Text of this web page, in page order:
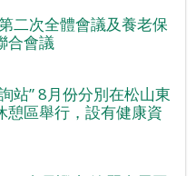
二次全體會議及養老保
合會議
站” 8月份分別在松山東
憩區舉行，設有健康資